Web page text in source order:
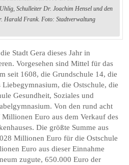
Schulleiter Dr. Joachim Hensel und den
Harald Frank. Foto: Stadtverwaltung
Stadt Gera dieses Jahr in
Vorgesehen sind Mittel für das
seit 1608, die Grundschule 14, die
die Ostschule, die
Gesundheit, Soziales und
Von den rund acht
Euro aus dem Verkauf des
Die größte Summe aus
Millionen Euro für die Ostschule
Euro aus dieser Einnahme
zugute, 650.000 Euro der